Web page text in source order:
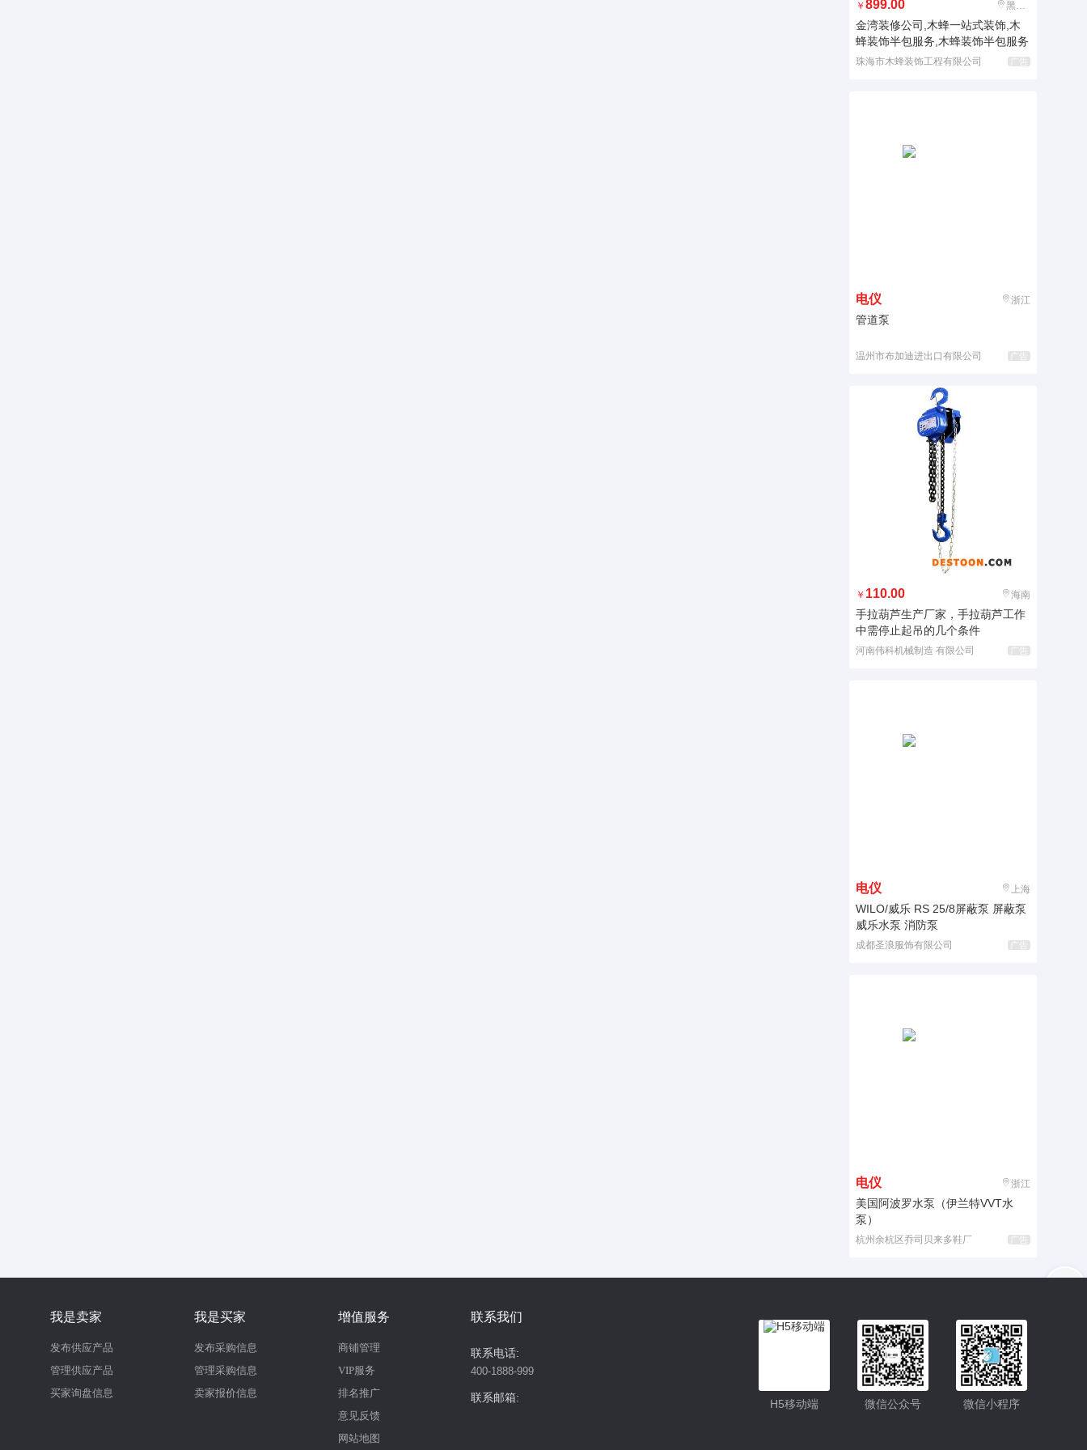
￥ 899.00 黑龙江
金湾装修公司,木蜂一站式装饰,木
蜂装饰半包服务,木蜂装饰半包服务
珠海市木蜂装饰工程有限公司 广告
电仪 浙江
管道泵
温州市布加迪进出口有限公司 广告
￥ 110.00 海南
手拉葫芦生产厂家，手拉葫芦工作
中需停止起吊的几个条件
河南伟科机械制造 有限公司 广告
电仪 上海
WILO/威乐 RS 25/8屏蔽泵 屏蔽泵
威乐水泵 消防泵
成都圣浪服饰有限公司 广告
电仪 浙江
美国阿波罗水泵（伊兰特VVT水
泵）
杭州余杭区乔司贝来多鞋厂 广告
我是卖家
发布供应产品
管理供应产品
买家询盘信息
我是买家
发布采购信息
管理采购信息
卖家报价信息
增值服务
商铺管理
VIP服务
排名推广
意见反馈
网站地图
联系我们
联系电话:
400-1888-999
联系邮箱: 微信小程序
微信公众号
H5移动端